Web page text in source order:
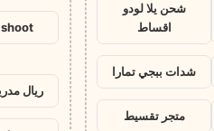
شحن يلا لودو
اقساط
شدات ببجي تمارا
متجر تقسيط
ريال